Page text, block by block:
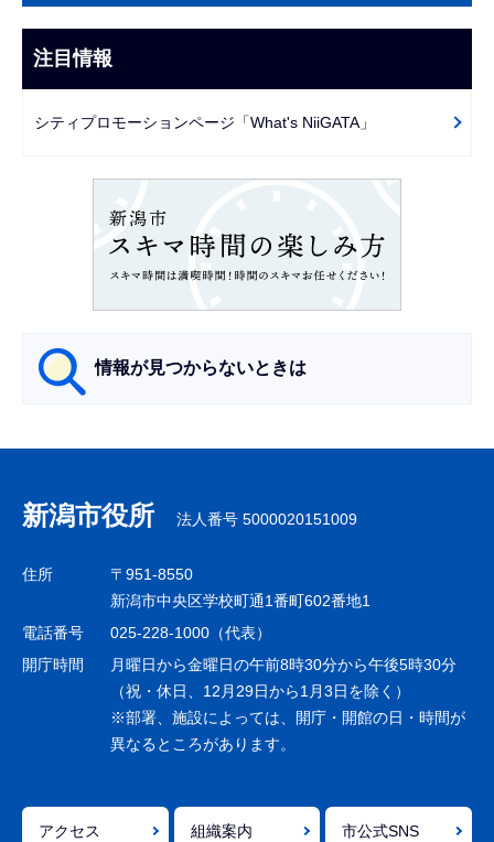
ま
で
ゲ
注目情報
シティプロモーションページ「What's NiiGATA」
情報が見つからないときは
ナ
ビ
ゲ
シ
ョ
で
新潟市役所 法人番号 5000020151009
住所
〒951-8550
新潟市中央区学校町通1番町602番地1
電話番号
025-228-1000（代表）
開庁時間
月曜日から金曜日の午前8時30分から午後5時30分
（祝・休日、12月29日から1月3日を除く）
※部署、施設によっては、開庁・開館の日・時間が
異なるところがあります。
アクセス 組織案内 市公式SNS